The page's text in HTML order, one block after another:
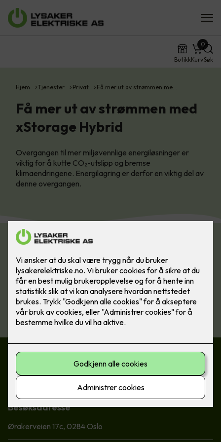
ButikkKurv
0
Søk
Hjem Tjenester Privat Få mer ut av strømmen me…
Få mer ut av strømmen med
xStorage Hybrid
Overgangen til mer miljøvennlige energiløsninger er
viktig for å kutte CO₂-utslipp og bremse
klimaendringene. Energilagring er derfor en viktig del av
denne overgangen.
Kontakt oss i dag!
Ønsker du hjelp med å finne riktig løsning for din bolig? Ta
kontakt med våre elektrikere, for energirådgivning og
installasjon.
Ta kontakt
Kontakt oss
22 73 08 50
Besøksadresse
Ørakerveien 17c, 0284 Oslo